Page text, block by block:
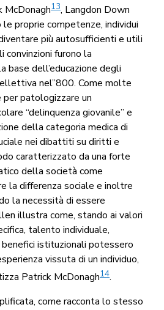
McDonagh13, Langdon Down
proprie competenze, individui
più autosufficienti e utili
furono la
base dell’educazione degli
nel’’800. Come molte
patologizzare un
“delinquenza giovanile” e
della categoria medica di
nei dibattiti su diritti e
caratterizzato da una forte
della società come
la differenza sociale e inoltre
la necessità di essere
illustra come, stando ai valori
talento individuale,
istituzionali potessero
vissuta di un individuo,
Patrick McDonagh14.
come racconta lo stesso